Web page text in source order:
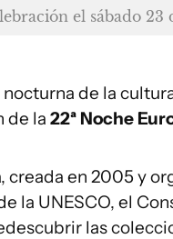
el sábado
de la
de la 22ª Noche
creada en 2005 y
la UNESCO, el
las